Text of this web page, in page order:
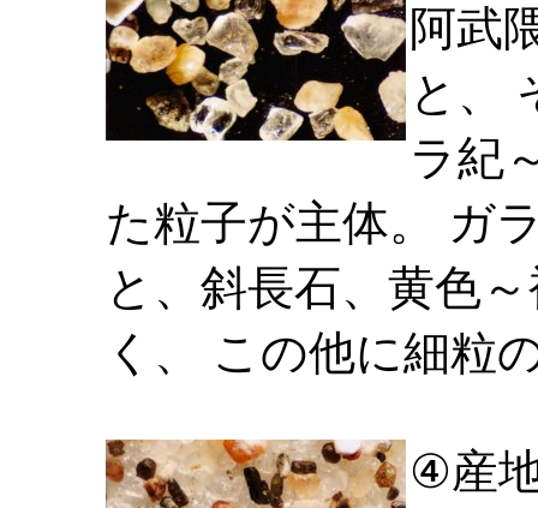
阿武
と、
ラ紀
た粒子が主体。 ガ
と、斜長石、黄色
く、 この他に細粒
④産